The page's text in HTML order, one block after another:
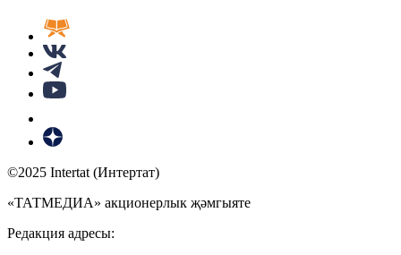
©2025 Intertat (Интертат)
«ТАТМЕДИА» акционерлык җәмгыяте
Редакция адресы: